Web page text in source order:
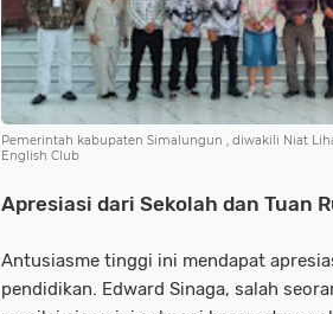
Pemerintah kabupaten Simalungun , diwakili Niat
English Club
Apresiasi dari Sekolah dan Tuan
Antusiasme tinggi ini mendapat
pendidikan. Edward Sinaga, salah